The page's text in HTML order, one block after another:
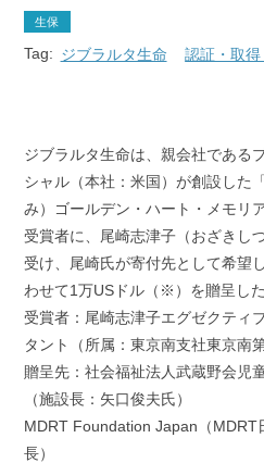
生保
Tag: ジブラルタ生命 認証・取
ジブラルタ生命は、親会社である
シャル（本社：米国）が創設した
み）ゴールデン・ハート・メモリ
受賞者に、尾崎志津子（おざきし
受け、尾崎氏が寄付先として希望
わせて1万USドル（※）を贈呈した
受賞者：尾崎志津子エグゼクティ
タント（所属：東京南支社東京南
贈呈先：社会福祉法人武蔵野会児
（施設長：矢口俊夫氏）
MDRT Foundation Japan（MDRT
長）